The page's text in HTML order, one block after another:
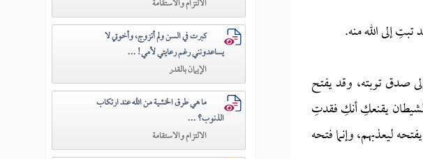
صدق توبته، وقد يفتح
يقنعكِ أنكِ فقدتِ
ليعذبهم، وإنما فتحه
الالتزام والاستقامة
كبرت في السن ولم أتزوج، وأخوتي لا
يساعدونني رغم رعايتي لأمي! ...
الإيمان بالقدر
ما هي طرق الخشية من الله عند ارتكاب
الذنوب؟ ...
الالتزام والاستقامة